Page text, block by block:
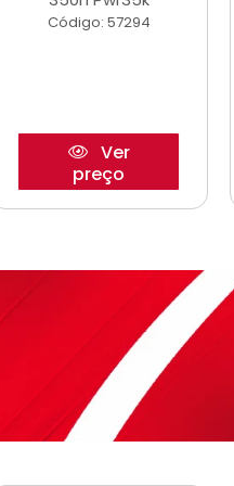
Código: 57294
Ver
preço